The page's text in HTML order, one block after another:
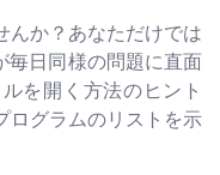
んか？あなただけでは
毎日同様の問題に直面
を開く方法のヒント
ログラムのリストを示